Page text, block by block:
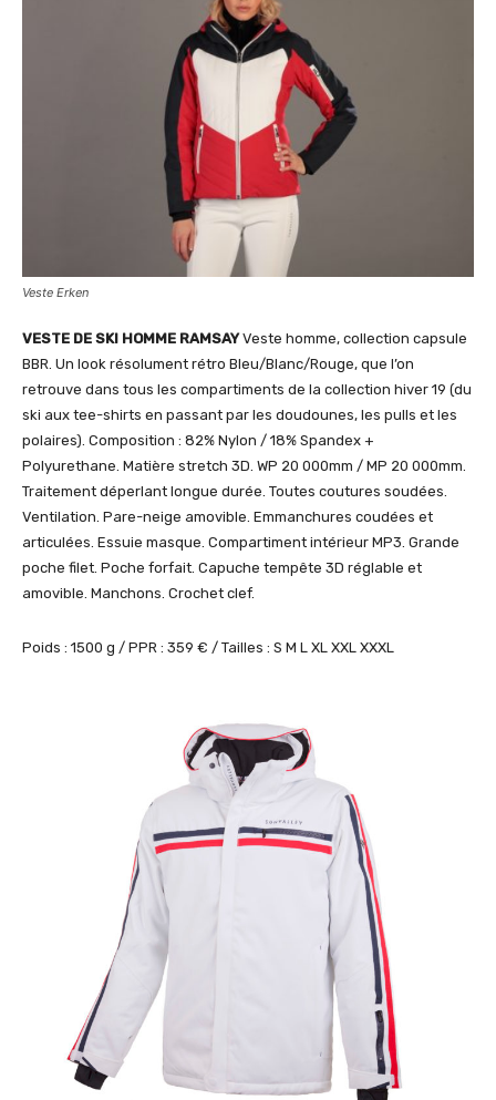
Veste Erken
VESTE DE SKI HOMME RAMSAYVeste homme, collection capsule
BBR. Un look résolument rétro Bleu/Blanc/Rouge, que l’on
retrouve dans tous les compartiments de la collection hiver 19 (du
ski aux tee-shirts en passant par les doudounes, les pulls et les
polaires). Composition : 82% Nylon / 18% Spandex +
Polyurethane. Matière stretch 3D. WP 20 000mm / MP 20 000mm.
Traitement déperlant longue durée. Toutes coutures soudées.
Ventilation. Pare-neige amovible. Emmanchures coudées et
articulées. Essuie masque. Compartiment intérieur MP3. Grande
poche filet. Poche forfait. Capuche tempête 3D réglable et
amovible. Manchons. Crochet clef.
Poids : 1500 g / PPR : 359 € / Tailles : S M L XL XXL XXXL